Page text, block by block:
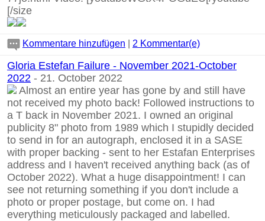
[/size
Kommentare hinzufügen 2 Kommentar(e)
Gloria Estefan Failure - November 2021-October
2022 - 21. October 2022
Almost an entire year has gone by and still have
not received my photo back! Followed instructions to
a T back in November 2021. I owned an original
publicity 8" photo from 1989 which I stupidly decided
to send in for an autograph, enclosed it in a SASE
with proper backing - sent to her Estafan Enterprises
address and I haven't received anything back (as of
October 2022). What a huge disappointment! I can
see not returning something if you don't include a
photo or proper postage, but come on. I had
everything meticulously packaged and labelled.